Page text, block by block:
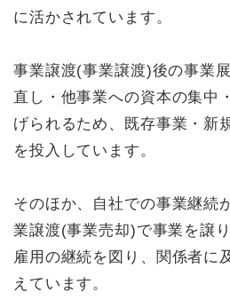
に活かされています。
事業譲渡(事業譲渡)後の事業
直し・他事業への資本の集中
げられるため、既存事業・新
を投入しています。
そのほか、自社での事業継続
業譲渡(事業売却)で事業を譲
雇用の継続を図り、関係者に
えています。